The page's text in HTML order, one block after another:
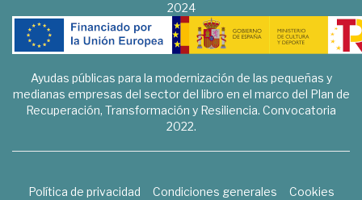
2024
Ayudas públicas para la modernización de las pequeñas y
medianas empresas del sector del libro en el marco del Plan de
Recuperación, Transformación y Resiliencia. Convocatoria
2022.
Política de privacidad Condiciones generales
Cookies